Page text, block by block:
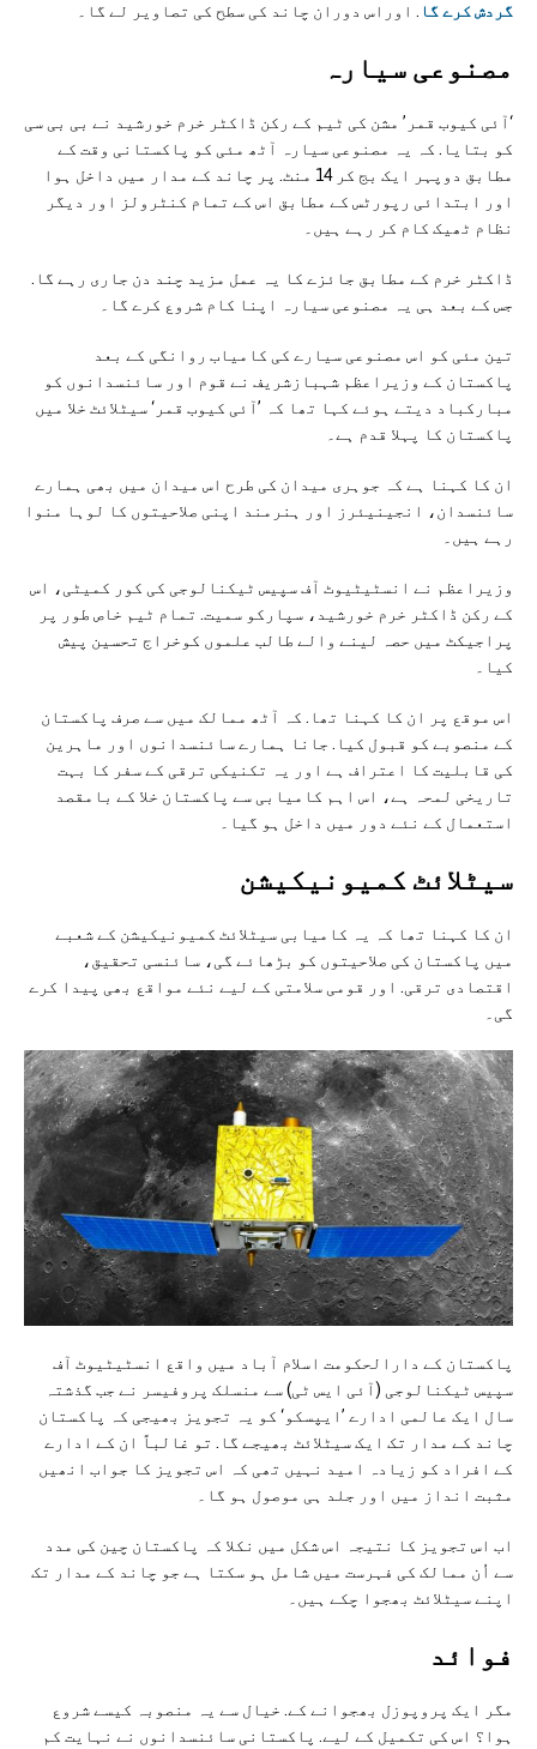
گردش کرے گا
. اوراس دوران چاند کی سطح کی تصاویر لے گا۔
مصنوعی سیارہ
‘آئی کیوب قمر’ مشن کی ٹیم کے رکن ڈاکٹر خرم خورشید نے بی بی سی
کو بتایا. کہ یہ مصنوعی سیارہ آٹھ مئی کو پاکستانی وقت کے
مطابق دوپہر ایک بج کر 14 منٹ. پر چاند کے مدار میں داخل ہوا
اور ابتدائی رپورٹس کے مطابق اس کے تمام کنٹرولز اور دیگر
نظام ٹھیک کام کر رہے ہیں۔
ڈاکٹر خرم کے مطابق جائزے کا یہ عمل مزید چند دن جاری رہے گا.
جس کے بعد ہی یہ مصنوعی سیارہ اپنا کام شروع کرے گا۔
تین مئی کو اس مصنوعی سیارے کی کامیاب روانگی کے بعد
پاکستان کے وزیراعظم شہبازشریف نے قوم اور سائنسدانوں کو
مبارکباد دیتے ہوئے کہا تھا کہ ’آئی کیوب قمر‘ سیٹلائٹ خلا میں
پاکستان کا پہلا قدم ہے۔
ان کا کہنا ہے کہ جوہری میدان کی طرح اس میدان میں بھی ہمارے
سائنسدان، انجینیئرز اور ہنرمند اپنی صلاحیتوں کا لوہا منوا
رہے ہیں۔
وزیراعظم نے انسٹیٹیوٹ آف سپیس ٹیکنالوجی کی کور کمیٹی، اس
کے رکن ڈاکٹر خرم خورشید، سپارکو سمیت. تمام ٹیم خاص طور پر
پراجیکٹ میں حصہ لینے والے طالب علموں کوخراج تحسین پیش
کیا۔
اس موقع پر ان کا کہنا تھا. کہ آٹھ ممالک میں سے صرف پاکستان
کے منصوبے کو قبول کیا. جانا ہمارے سائنسدانوں اور ماہرین
کی قابلیت کا اعتراف ہے اور یہ تکنیکی ترقی کے سفر کا بہت
تاریخی لمحہ ہے، اس اہم کامیابی سے پاکستان خلا کے بامقصد
استعمال کے نئے دور میں داخل ہو گیا۔
سیٹلائٹ کمیونیکیشن
ان کا کہنا تھا کہ یہ کامیابی سیٹلائٹ کمیونیکیشن کے شعبے
میں پاکستان کی صلاحیتوں کو بڑھائے گی، سائنسی تحقیق،
اقتصادی ترقی. اور قومی سلامتی کے لیے نئے مواقع بھی پیدا کرے
گی۔
پاکستان کے دارالحکومت اسلام آباد میں واقع انسٹیٹیوٹ آف
سپیس ٹیکنالوجی (آئی ایس ٹی) سے منسلک پروفیسر نے جب گذشتہ
سال ایک عالمی ادارے ’ایپسکو‘ کو یہ تجویز بھیجی کہ پاکستان
چاند کے مدار تک ایک سیٹلائٹ بھیجے گا. تو غالباً ان کے ادارے
کے افراد کو زیادہ امید نہیں تھی کہ اس تجویز کا جواب انھیں
مثبت انداز میں اور جلد ہی موصول ہو گا۔
اب اس تجویز کا نتیجہ اس شکل میں نکلا کہ پاکستان چین کی مدد
سے اُن ممالک کی فہرست میں شامل ہو سکتا ہے جو چاند کے مدار تک
اپنے سیٹلائٹ بھجوا چکے ہیں۔
فوائد
مگر ایک پروپوزل بھجوانے کے. خیال سے یہ منصوبہ کیسے شروع
ہوا؟ اس کی تکمیل کے لیے. پاکستانی سائنسدانوں نے نہایت کم